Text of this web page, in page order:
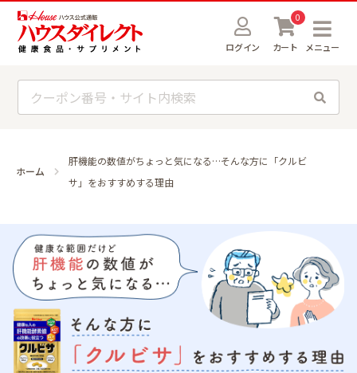
ログイン
0
カート メニュー
ホーム
肝機能の数値がちょっと気になる…そんな方に「クルビ
サ」をおすすめする理由